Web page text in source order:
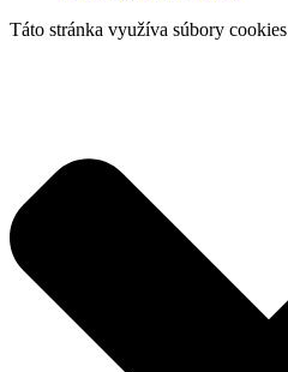
Táto stránka využíva súbory cookies